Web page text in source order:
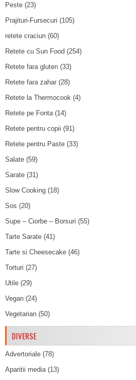
Peste (23)
Prajituri-Fursecuri (105)
retete craciun (60)
Retete cu Sun Food (254)
Retete fara gluten (33)
Retete fara zahar (28)
Retete la Thermocook (4)
Retete pe Fonta (14)
Retete pentru copii (91)
Retete pentru Paste (33)
Salate (59)
Sarate (31)
Slow Cooking (18)
Sos (20)
Supe – Ciorbe – Borsuri (55)
Tarte Sarate (41)
Tarte si Cheesecake (46)
Torturi (27)
Utile (29)
Vegan (24)
Vegetarian (50)
DIVERSE
Advertoriale (78)
Aparitii media (13)